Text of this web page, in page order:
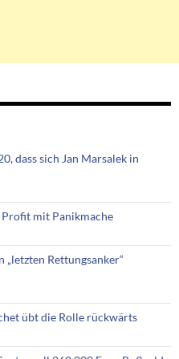
dass sich Jan Marsalek in
Profit mit Panikmache
Rettungsanker“
übt die Rolle rückwärts